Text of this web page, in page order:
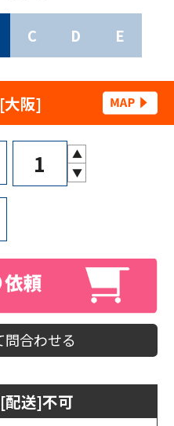
C D E
阪]
▲
▼
合わせる
送]不可